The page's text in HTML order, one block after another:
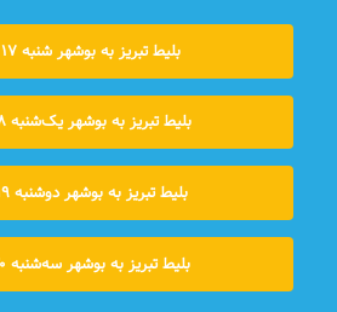
بلیط تبریز به بوشهر شنبه ۱۷ مرداد
بلیط تبریز به بوشهر یک‌شنبه ۱۸ مرداد
بلیط تبریز به بوشهر دوشنبه ۱۹ مرداد
بلیط تبریز به بوشهر سه‌شنبه ۲۰ مرداد